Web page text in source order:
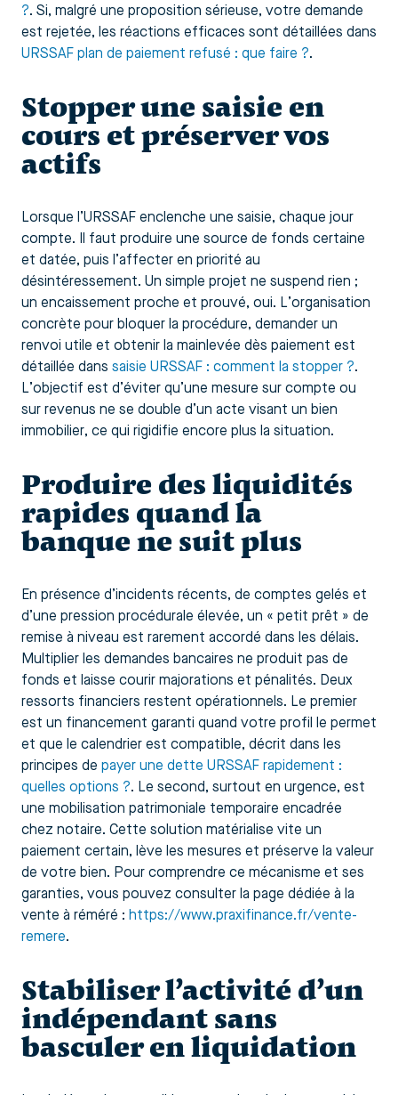
?. Si, malgré une proposition sérieuse, votre demande
est rejetée, les réactions efficaces sont détaillées dans
URSSAF plan de paiement refusé : que faire ?.
Stopper une saisie en
cours et préserver vos
actifs
Lorsque l’URSSAF enclenche une saisie, chaque jour
compte. Il faut produire une source de fonds certaine
et datée, puis l’affecter en priorité au
désintéressement. Un simple projet ne suspend rien ;
un encaissement proche et prouvé, oui. L’organisation
concrète pour bloquer la procédure, demander un
renvoi utile et obtenir la mainlevée dès paiement est
détaillée dans saisie URSSAF : comment la stopper ?.
L’objectif est d’éviter qu’une mesure sur compte ou
sur revenus ne se double d’un acte visant un bien
immobilier, ce qui rigidifie encore plus la situation.
Produire des liquidités
rapides quand la
banque ne suit plus
En présence d’incidents récents, de comptes gelés et
d’une pression procédurale élevée, un « petit prêt » de
remise à niveau est rarement accordé dans les délais.
Multiplier les demandes bancaires ne produit pas de
fonds et laisse courir majorations et pénalités. Deux
ressorts financiers restent opérationnels. Le premier
est un financement garanti quand votre profil le permet
et que le calendrier est compatible, décrit dans les
principes de payer une dette URSSAF rapidement :
quelles options ?. Le second, surtout en urgence, est
une mobilisation patrimoniale temporaire encadrée
chez notaire. Cette solution matérialise vite un
paiement certain, lève les mesures et préserve la valeur
de votre bien. Pour comprendre ce mécanisme et ses
garanties, vous pouvez consulter la page dédiée à la
vente à réméré : https://www.praxifinance.fr/vente-
remere.
Stabiliser l’activité d’un
indépendant sans
basculer en liquidation